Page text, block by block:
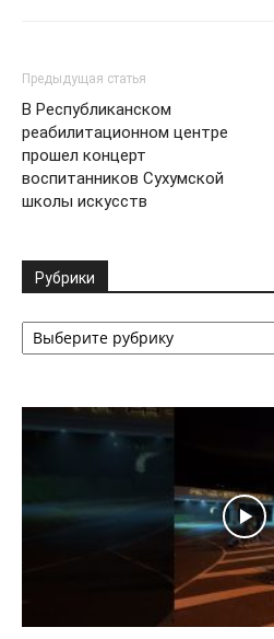
Предыдущая статья
В Республиканском
реабилитационном центре
прошел концерт
воспитанников Сухумской
школы искусств
Рубрики
Рубрики